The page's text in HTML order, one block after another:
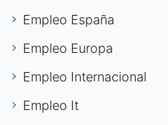
Empleo España
Empleo Europa
Empleo Internacional
Empleo It